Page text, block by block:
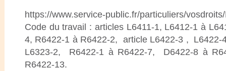
https://www.service-public.fr/particuliers/
Code du travail : articles L6411-1, L6412-1 à
4, R6422-1 à R6422-2, article L6422-3 ,
L6323-2, R6422-1 à R6422-7, D6422-8 à
R6422-13.